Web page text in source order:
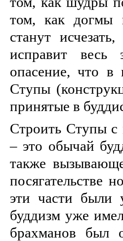
том, как догмы
станут
исправит весь
опасение, что в
Ступы
принятые в
Строить Ступы
– это обычай
также
посягательстве
эти части были
буддизм уже
брахманов был